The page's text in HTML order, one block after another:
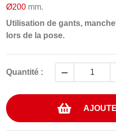
Ø200 mm.
Utilisation de gants,
lors de la pose.
Quantité : 